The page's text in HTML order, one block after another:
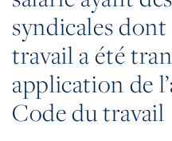
syndicales
travail a été
application de
Code du travail